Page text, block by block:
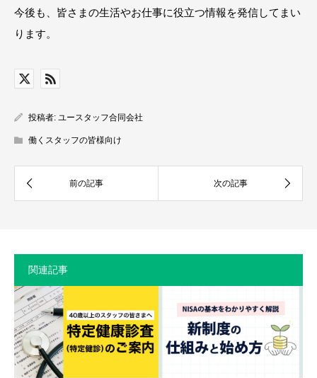
今後も、皆さまの生活やお仕事に役立つ情報を発信してまい
ります。
投稿者: ユースタッフ合同会社
働くスタッフの皆様向け
関連記事